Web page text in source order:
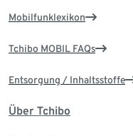
Mobilfunklexikon
Tchibo MOBIL FAQs
Entsorgung / Inhaltsstoffe
Über Tchibo